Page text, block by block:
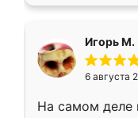
Игорь М.
6 августа
На самом деле